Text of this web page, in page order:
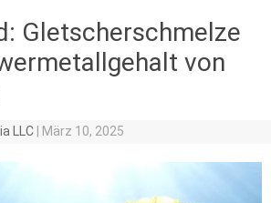
Gletscherschmelze
von
LLC März 10, 2025